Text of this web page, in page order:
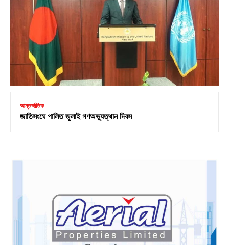
আন্তর্জাতিক
জাতিসংঘে পালিত জুলাই গণঅভ্যুত্থান দিবস